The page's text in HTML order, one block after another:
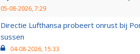
05-08-2026, 7:29
Directie Lufthansa probeert onrust bij
sussen
04-08-2026, 15:33